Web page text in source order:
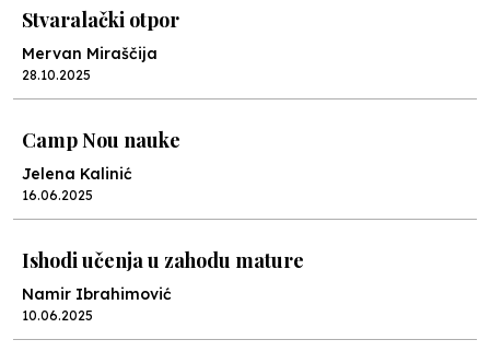
Stvaralački otpor
Mervan Miraščija
28.10.2025
Camp Nou nauke
Jelena Kalinić
16.06.2025
Ishodi učenja u zahodu mature
Namir Ibrahimović
10.06.2025